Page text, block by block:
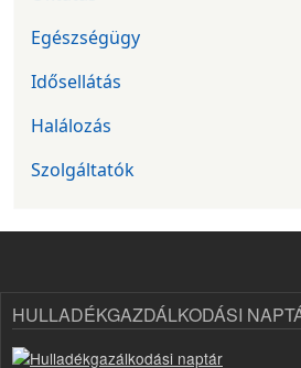
Egészségügy
Idősellátás
Halálozás
Szolgáltatók
HULLADÉKGAZDÁLKODÁSI